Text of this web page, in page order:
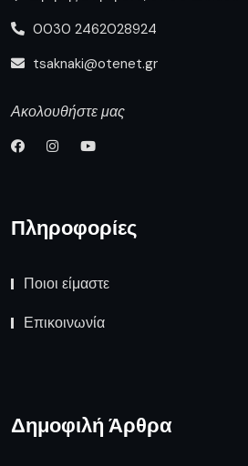
0030 2462028924
tsaknaki@otenet.gr
Ακολουθήστε μας
Πληροφορίες
Ποιοι είμαστε
Επικοινωνία
Δημοφιλή Άρθρα